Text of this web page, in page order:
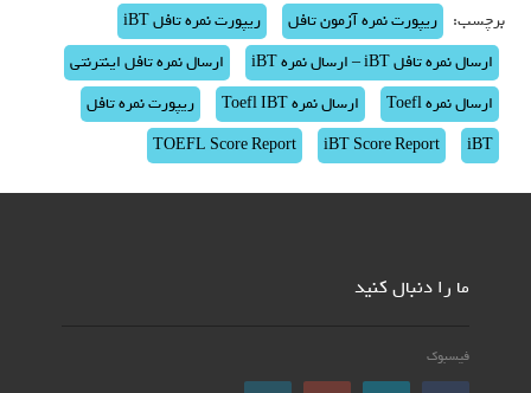
برچسب: ریپورت نمره آزمون تافل
ریپورت نمره تافل iBT
ارسال نمره تافل iBT – ارسال نمره iBT
ارسال نمره تافل اینترنتی
ارسال نمره Toefl
ارسال نمره Toefl IBT
ریپورت نمره تافل
iBT
iBT Score Report
TOEFL Score Report
ما را دنبال کنید
فیسبوک